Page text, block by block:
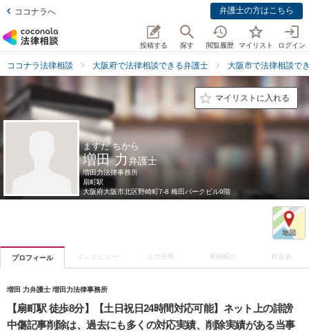
ココナラへ 弁護士の方はこちら
投稿する 探す 閲覧履歴 マイリスト ログイン
ココナラ法律相談 大阪府で法律相談できる弁護士 大阪市で法律相談で
マイリストに入れる
ますだ ちから
増田 力弁護士
増田力法律事務所
扇町駅
大阪府大阪市北区野崎町7-8 梅田パークビル9階
プロフィール インタビュー 注力分野 事例紹介 料金表
増田 力弁護士 増田力法律事務所
【扇町駅 徒歩8分】【土日祝日24時間対応可能】ネット上の誹謗
中傷記事削除は、過去にも多くの対応実績、削除実績がある当事